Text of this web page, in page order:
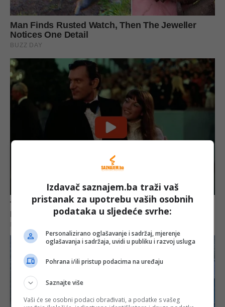
Izdavač saznajem.ba traži vaš
pristanak za upotrebu vaših osobnih
podataka u sljedeće svrhe:
Personalizirano oglašavanje i sadržaj, mjerenje
oglašavanja i sadržaja, uvidi u publiku i razvoj usluga
Pohrana i/ili pristup podacima na uređaju
Saznajte više
Vaši će se osobni podaci obrađivati, a podatke s vašeg